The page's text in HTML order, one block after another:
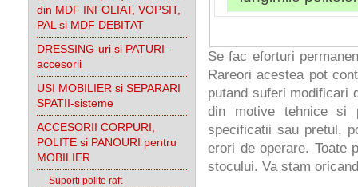
din MDF INFOLIAT, VOPSIT,
PAL si MDF DEBITAT
DRESSING-uri si PATURI -
accesorii
USI MOBILIER si SEPARARI
SPATII-sisteme
ACCESORII CORPURI,
POLITE si PANOURI pentru
MOBILIER
Suporti polite raft
Se fac eforturi
Rareori acestea pot
putand suferi modificari
din motive tehnice si
specificatii sau pretul,
erori de operare. Toate
stocului. Va stam